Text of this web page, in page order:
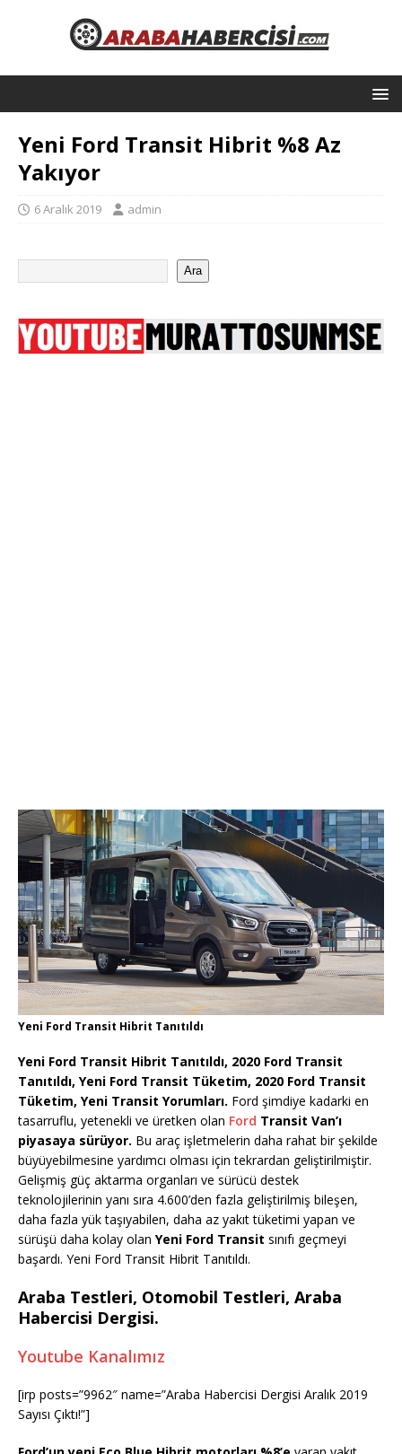
Yeni Ford Transit Hibrit %8 Az
Yakıyor
6 Aralık 2019 admin
Ara
Yeni Ford Transit Hibrit Tanıtıldı
Yeni Ford Transit Hibrit Tanıtıldı, 2020 Ford Transit
Tanıtıldı, Yeni Ford Transit Tüketim, 2020 Ford Transit
Tüketim, Yeni Transit Yorumları. Ford şimdiye kadarki en
tasarruflu, yetenekli ve üretken olan Ford Transit Van’ı
piyasaya sürüyor. Bu araç işletmelerin daha rahat bir şekilde
büyüyebilmesine yardımcı olması için tekrardan geliştirilmiştir.
Gelişmiş güç aktarma organları ve sürücü destek
teknolojilerinin yanı sıra 4.600’den fazla geliştirilmiş bileşen,
daha fazla yük taşıyabilen, daha az yakıt tüketimi yapan ve
sürüşü daha kolay olan Yeni Ford Transit sınıfı geçmeyi
başardı. Yeni Ford Transit Hibrit Tanıtıldı.
Araba Testleri, Otomobil Testleri, Araba
Habercisi Dergisi.
Youtube Kanalımız
[irp posts=”9962″ name=”Araba Habercisi Dergisi Aralık 2019
Sayısı Çıktı!”]